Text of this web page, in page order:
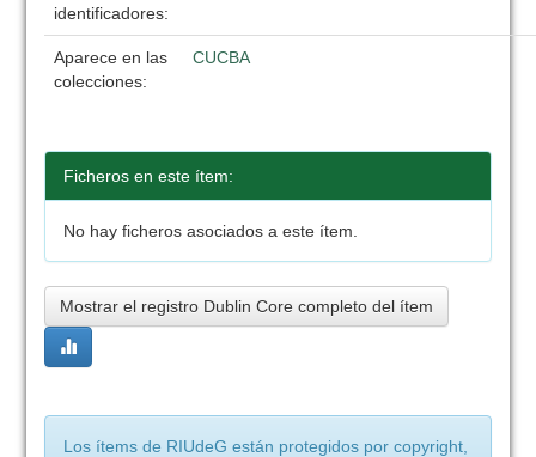
identificadores:
Aparece en las
colecciones:
CUCBA
Ficheros en este ítem:
No hay ficheros asociados a este ítem.
Mostrar el registro Dublin Core completo del ítem
Los ítems de RIUdeG están protegidos por copyright,